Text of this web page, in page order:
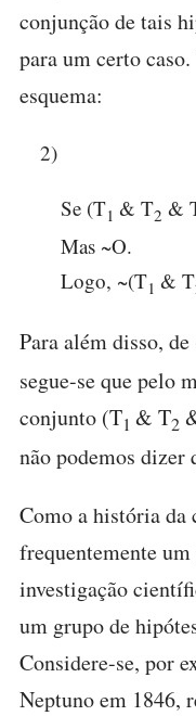
conjunção de tais
para um certo
esquema:
2)
Se (T1 & T2 &
Mas ~O.
Logo, ~(T1 & T
Para além disso,
segue-se que pelo
conjunto (T1 & T2
não podemos dizer
Como a história da
frequentemente
investigação
um grupo de
Considere-se, por
Neptuno em 1846,